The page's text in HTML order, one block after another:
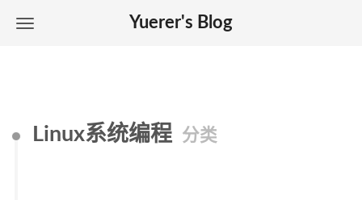
Yuerer's Blog
Linux系统编程 分类